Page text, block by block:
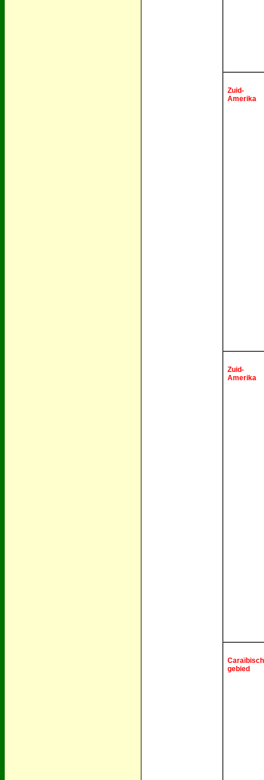
Zuid-
Amerika
Zuid-
Amerika
Caraïbisch
gebied